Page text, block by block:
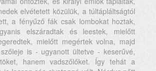
elvétetett közülük, a túltápláltságtól
a fényűző fák csak lombokat hoztak,
elszáradtak és leestek, mielőtt
mielőtt megértek volna, majd
is - ugyanott ültetve - keserűvé,
hanem vadszőlőket. Így tehát a